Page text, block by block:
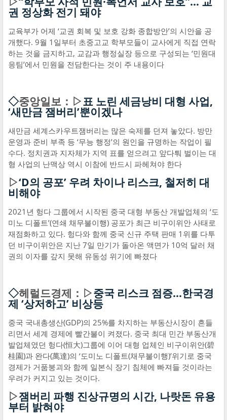
권 정상화 전기 돼야
교육부가 어제 ‘교권 회복 및 보호 강화 종합방안’의 시안을 공
개했다. 9월 1일부터 초중고교 학부모들이 교사에게 직접 연락
하는 것을 금지하고, 교감과 행정실장 등으로 구성되는 ‘민원대
응팀’에서 민원을 전담한다는 것이 주 내용이다
◇중앙일보：▷표 노린 세금낭비 대형 사업,
‘새만금 잼버리’뿐이겠나
새만금 세계스카우트잼버리는 많은 숙제를 던져 놓았다. 방만
운영과 준비 부족 등 ‘무능 행정’의 원인을 규명하는 작업이 필
수다. 정치권과 지자체가 지역 표를 얻으려고 앞다퉈 벌이는 대
형 사업의 난맥상 역시 이참에 반드시 파헤쳐야 한다
▷‘D의 공포’ 우려 차이나 리스크, 철저히 대
비해야
2021년 헝다 그룹에서 시작된 중국 대형 부동산 개발업체의 ‘도
미노 디폴트’(연쇄 채무불이행) 공포가 최근 비구이위안 사태로
재점화하고 있다. 헝다와 함께 중국 신규 주택 판매 1위를 다투
던 비구이위안은 지난 7일 만기가 돌아온 액면가 10억 달러 채
권의 이자를 갚지 못해 유동성 위기에 빠졌다
◇헤럴드경제：▷중국 리스크 점증...한국경
제 ‘상저하고’ 비상등
중국 국내총생산(GDP)의 25%를 차지하는 부동산시장이 흔들
리면서 세계 경제에 빨간불이 켜졌다. 중국 최대 민간 부동산개
발업체였던 헝다(恒大)그룹에 이어 대형 업체인 비구이위안(碧
桂園)과 완다(萬達)의 ‘도미노 디폴트(채무불이행)’위기로 중국
경제가 거품붕괴와 함께 일본식 장기 침체에 빠져들 것이라는
우려가 커지고 있는 것이다.
▷잼버리 파행 진상규명의 시간, 나랏돈 유용
부터 밝혀야